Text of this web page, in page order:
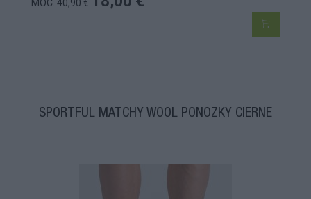
MOC: 40,90 €
SPORTFUL MATCHY WOOL PONOŽKY ČIERNE